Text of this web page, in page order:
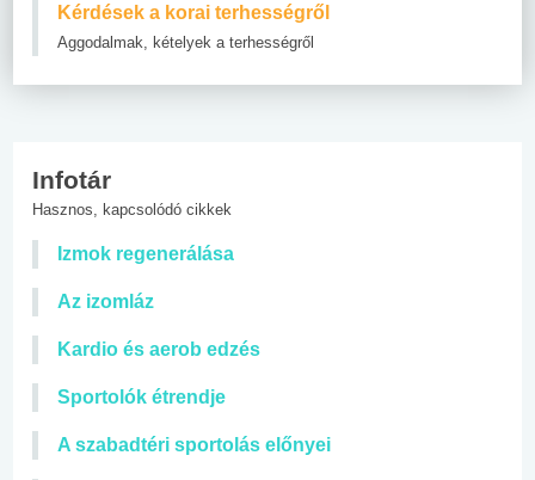
Kérdések a korai terhességről
Aggodalmak, kételyek a terhességről
Infotár
Hasznos, kapcsolódó cikkek
Izmok regenerálása
Az izomláz
Kardio és aerob edzés
Sportolók étrendje
A szabadtéri sportolás előnyei